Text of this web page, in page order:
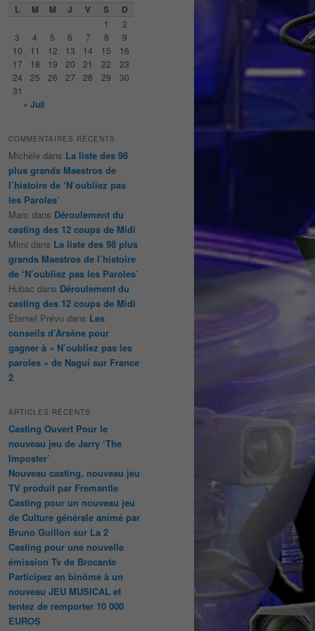
L M M J V S D
1
2
3
4 5 6 7 8
9
10
11 12 13 14 15
16
17
18 19 20 21 22
23
24
25 26 27 28 29
30
31
« Juil
COMMENTAIRES RÉCENTS
Michèle dans La liste des 98
plus grands Maestros de
l’histoire de ‘N’oubliez pas
les Paroles’
Marc dans Déroulement du
casting des 12 coups de Midi
Mimi dans La liste des 98 plus
grands Maestros de l’histoire
de ‘N’oubliez pas les Paroles’
Hubac dans Déroulement du
casting des 12 coups de Midi
Éternel Prévu dans Les
conseils d’Arsène pour
gagner à « N’oubliez pas les
paroles » de Nagui sur France
2
ARTICLES RÉCENTS
Casting Ouvert Pour le
nouveau jeu de Jarry ‘The
Imposter’
Nouveau casting, nouveau jeu
TV produit par Fremantle
Casting pour un nouveau jeu
de Culture générale animé par
Bruno Guillon sur La 2
Casting pour une nouvelle
émission Tv de Brocante
Participez en binôme à un
nouveau JEU MUSICAL et
tentez de remporter 10 000
EUROS